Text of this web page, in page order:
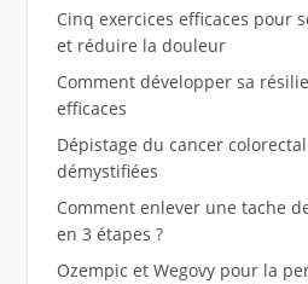
Cinq exercices efficaces pour
et réduire la douleur
Comment développer sa
efficaces
Dépistage du cancer
démystifiées
Comment enlever une tache
en 3 étapes ?
Ozempic et Wegovy pour la